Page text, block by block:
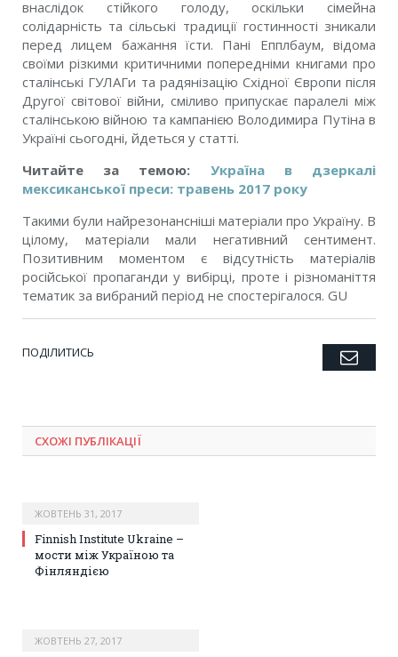
внаслідок стійкого голоду, оскільки сімейна
солідарність та сільські традиції гостинності зникали
перед лицем бажання їсти. Пані Епплбаум, відома
своїми різкими критичними попередніми книгами про
сталінські ГУЛАГи та радянізацію Східної Європи після
Другої світової війни, сміливо припускає паралелі між
сталінською війною та кампанією Володимира Путіна в
Україні сьогодні, йдеться у статті.
Читайте за темою: Україна в дзеркалі
мексиканської преси: травень 2017 року
Такими були найрезонансніші матеріали про Україну. В
цілому, матеріали мали негативний сентимент.
Позитивним моментом є відсутність матеріалів
російської пропаганди у вибірці, проте і різноманіття
тематик за вибраний період не спостерігалося. GU
ПОДІЛИТИСЬ Twitter
Facebook
Google+
Pinterest
LinkedIn
Tumblr
СХОЖІ ПУБЛІКАЦІЇ
ЖОВТЕНЬ 31, 2017
Finnish Institute Ukraine –
мости між Україною та
Фінляндією
ЖОВТЕНЬ 27, 2017